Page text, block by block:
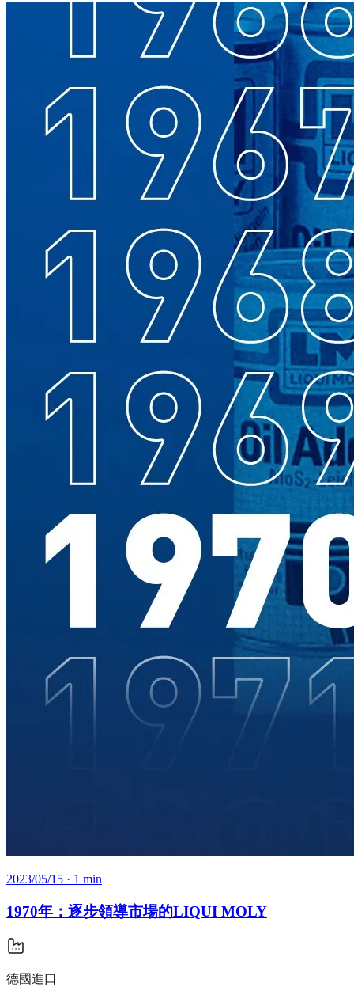
2023/05/15 · 1 min
1970年：逐步領導市場的LIQUI MOLY
德國進口